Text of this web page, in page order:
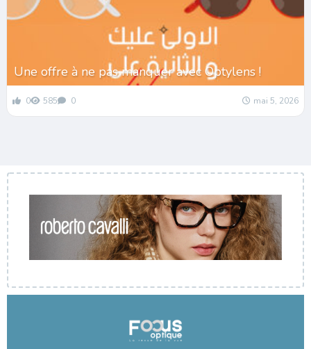
Une offre à ne pas manquer avec Optylens !
0 585 0 mai 5, 2026